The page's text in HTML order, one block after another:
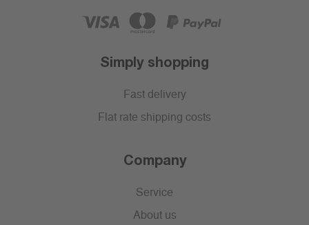
Simply shopping
Fast delivery
Flat rate shipping costs
Company
Service
About us